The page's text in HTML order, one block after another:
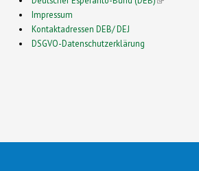
Impressum
Kontaktadressen DEB/ DEJ
DSGVO-Datenschutzerklärung